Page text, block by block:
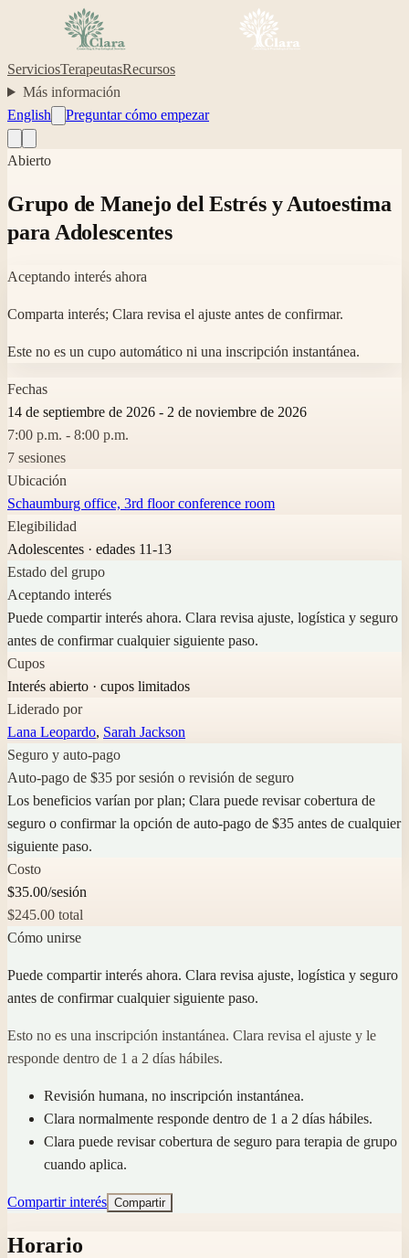
ServiciosTerapeutasRecursos
Más información
English
Preguntar cómo empezar
Abierto
Grupo de Manejo del Estrés y Autoestima
para Adolescentes
Aceptando interés ahora
Comparta interés; Clara revisa el ajuste antes de confirmar.
Este no es un cupo automático ni una inscripción instantánea.
Fechas
14 de septiembre de 2026 - 2 de noviembre de 2026
7:00 p.m. - 8:00 p.m.
7 sesiones
Ubicación
Schaumburg office, 3rd floor conference room
Elegibilidad
Adolescentes · edades 11-13
Estado del grupo
Aceptando interés
Puede compartir interés ahora. Clara revisa ajuste, logística y seguro
antes de confirmar cualquier siguiente paso.
Cupos
Interés abierto · cupos limitados
Liderado por
Lana Leopardo, Sarah Jackson
Seguro y auto-pago
Auto-pago de $35 por sesión o revisión de seguro
Los beneficios varían por plan; Clara puede revisar cobertura de
seguro o confirmar la opción de auto-pago de $35 antes de cualquier
siguiente paso.
Costo
$35.00/sesión
$245.00 total
Cómo unirse
Puede compartir interés ahora. Clara revisa ajuste, logística y seguro
antes de confirmar cualquier siguiente paso.
Esto no es una inscripción instantánea. Clara revisa el ajuste y le
responde dentro de 1 a 2 días hábiles.
Revisión humana, no inscripción instantánea.
Clara normalmente responde dentro de 1 a 2 días hábiles.
Clara puede revisar cobertura de seguro para terapia de grupo
cuando aplica.
Compartir interés Compartir
Horario